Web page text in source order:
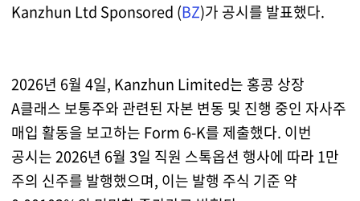
Kanzhun Ltd Sponsored (BZ)가 공시를 발표했다.
2026년 6월 4일, Kanzhun Limited는 홍콩 상장
A클래스 보통주와 관련된 자본 변동 및 진행 중인 자사주
매입 활동을 보고하는 Form 6-K를 제출했다. 이번
공시는 2026년 6월 3일 직원 스톡옵션 행사에 따라 1만
주의 신주를 발행했으며, 이는 발행 주식 기준 약